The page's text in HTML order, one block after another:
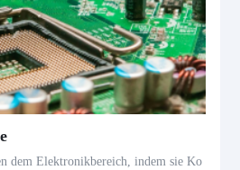
dem Elektronikbereich, indem sie Ko